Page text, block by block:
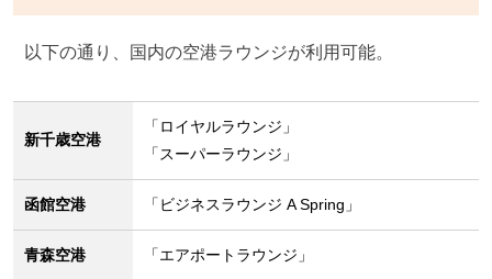
以下の通り、国内の空港ラウンジが利用可能。
新千歳空港
「ロイヤルラウンジ」
「スーパーラウンジ」
函館空港 「ビジネスラウンジ A Spring」
青森空港 「エアポートラウンジ」